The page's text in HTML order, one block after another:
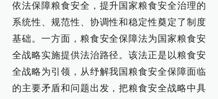
依法保障粮食安全，提升国家粮食安全治理的
系统性、规范性、协调性和稳定性奠定了制度
基础。一方面，粮食安全保障法为国家粮食安
全战略实施提供法治路径。该法正是以粮食安
全战略为引领，从纾解我国粮食安全保障面临
的主要矛盾和问题出发，把粮食安全战略中具